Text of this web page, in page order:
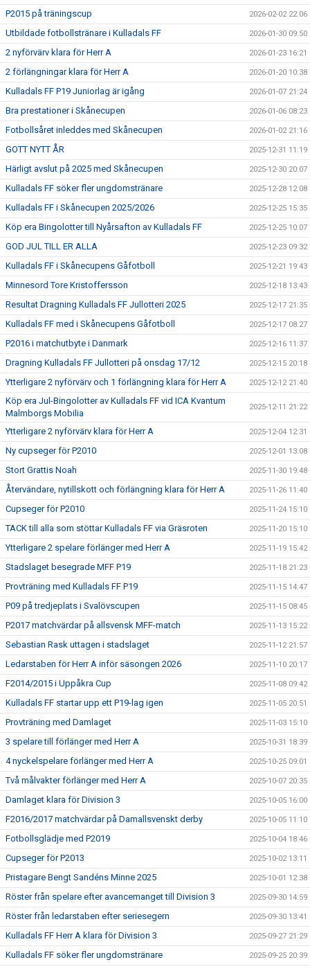
P2015 på träningscup 2026-02-02 22:06
Utbildade fotbollstränare i Kulladals FF 2026-01-30 09:50
2 nyförvärv klara för Herr A 2026-01-23 16:21
2 förlängningar klara för Herr A 2026-01-20 10:38
Kulladals FF P19 Juniorlag är igång 2026-01-07 21:24
Bra prestationer i Skånecupen 2026-01-06 08:23
Fotbollsåret inleddes med Skånecupen 2026-01-02 21:16
GOTT NYTT ÅR 2025-12-31 11:19
Härligt avslut på 2025 med Skånecupen 2025-12-30 20:07
Kulladals FF söker fler ungdomstränare 2025-12-28 12:08
Kulladals FF i Skånecupen 2025/2026 2025-12-25 15:35
Köp era Bingolotter till Nyårsafton av Kulladals FF 2025-12-25 10:07
GOD JUL TILL ER ALLA 2025-12-23 09:32
Kulladals FF i Skånecupens Gåfotboll 2025-12-21 19:43
Minnesord Tore Kristoffersson 2025-12-18 13:43
Resultat Dragning Kulladals FF Jullotteri 2025 2025-12-17 21:35
Kulladals FF med i Skånecupens Gåfotboll 2025-12-17 08:27
P2016 i matchutbyte i Danmark 2025-12-16 11:37
Dragning Kulladals FF Jullotteri på onsdag 17/12 2025-12-15 20:18
Ytterligare 2 nyförvärv och 1 förlängning klara för Herr A 2025-12-12 21:40
Köp era Jul-Bingolotter av Kulladals FF vid ICA Kvantum
Malmborgs Mobilia
2025-12-11 21:22
Ytterligare 2 nyförvärv klara för Herr A 2025-12-04 12:31
Ny cupseger för P2010 2025-12-01 13:08
Stort Grattis Noah 2025-11-30 19:48
Återvändare, nytillskott och förlängning klara för Herr A 2025-11-26 11:40
Cupseger för P2010 2025-11-24 15:10
TACK till alla som stöttar Kulladals FF via Gräsroten 2025-11-20 15:10
Ytterligare 2 spelare förlänger med Herr A 2025-11-19 15:42
Stadslaget besegrade MFF P19 2025-11-18 21:23
Provträning med Kulladals FF P19 2025-11-15 14:47
P09 på tredjeplats i Svalövscupen 2025-11-15 08:45
P2017 matchvärdar på allsvensk MFF-match 2025-11-13 15:22
Sebastian Rask uttagen i stadslaget 2025-11-12 21:57
Ledarstaben för Herr A inför säsongen 2026 2025-11-10 20:17
F2014/2015 i Uppåkra Cup 2025-11-08 09:42
Kulladals FF startar upp ett P19-lag igen 2025-11-05 20:51
Provträning med Damlaget 2025-11-03 15:10
3 spelare till förlänger med Herr A 2025-10-31 18:39
4 nyckelspelare förlänger med Herr A 2025-10-25 09:01
Två målvakter förlänger med Herr A 2025-10-07 20:35
Damlaget klara för Division 3 2025-10-05 16:00
F2016/2017 matchvärdar på Damallsvenskt derby 2025-10-05 11:10
Fotbollsglädje med P2019 2025-10-04 18:46
Cupseger för P2013 2025-10-02 13:11
Pristagare Bengt Sandéns Minne 2025 2025-10-01 12:38
Röster från spelare efter avancemanget till Division 3 2025-09-30 14:59
Röster från ledarstaben efter seriesegern 2025-09-30 13:41
Kulladals FF Herr A klara för Division 3 2025-09-27 21:29
Kulladals FF söker fler ungdomstränare 2025-09-25 20:39